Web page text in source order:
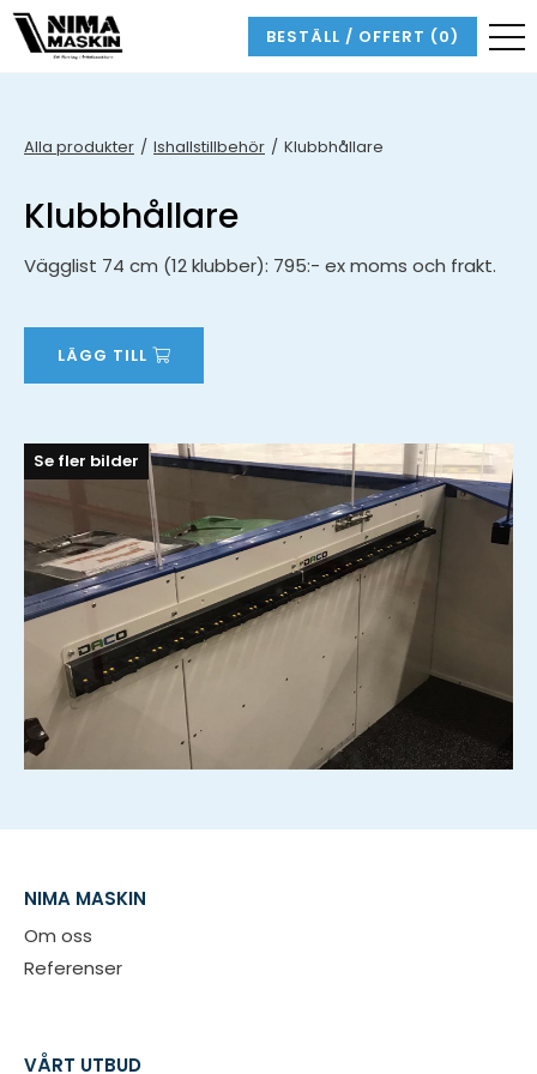
BESTÄLL / OFFERT (0)
Alla produkter Ishallstillbehör Klubbhållare
Klubbhållare
Vägglist 74 cm (12 klubber): 795:- ex moms och frakt.
LÄGG TILL
NIMA MASKIN
Om oss
Referenser
VÅRT UTBUD